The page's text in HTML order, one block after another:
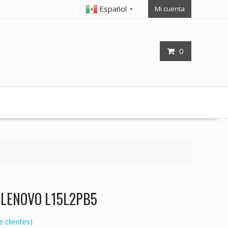
Español ▼ Mi cuenta
0
L15L2PB5
clientes)